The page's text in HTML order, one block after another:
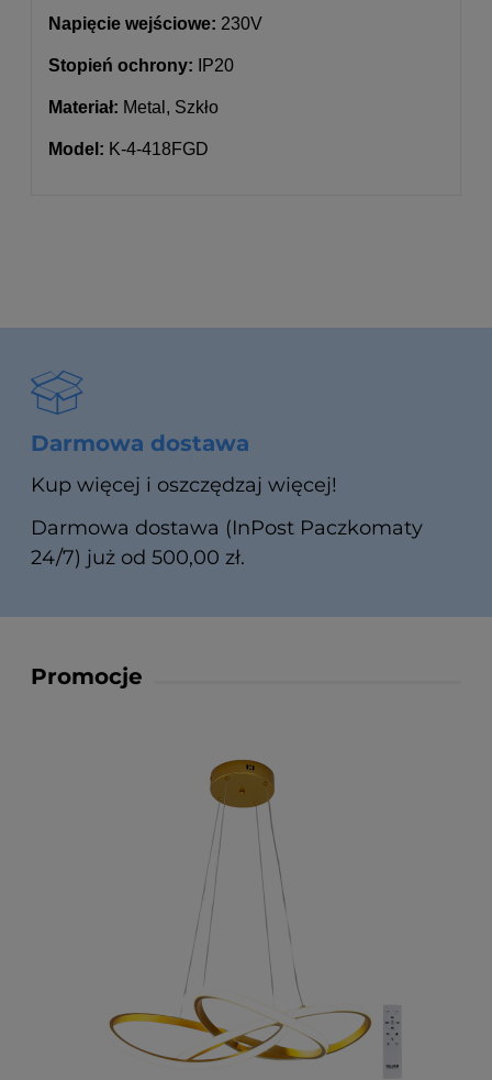
Napięcie wejściowe: 230V
Stopień ochrony: IP20
Materiał: Metal, Szkło
Model: K-4-418FGD
Darmowa dostawa
Kup więcej i oszczędzaj więcej!
Darmowa dostawa (InPost Paczkomaty
24/7) już od 500,00 zł.
Promocje